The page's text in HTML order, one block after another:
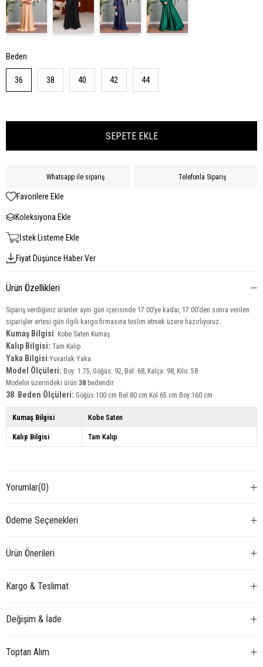
Beden
36 38 40 42 44
Whatsapp ile sipariş Telefonla Sipariş
Favorilere Ekle
Koleksiyona Ekle
İstek Listeme Ekle
Fiyat Düşünce Haber Ver
Ürün Özellikleri
Sipariş verdiğiniz ürünler aynı gün içerisinde 17:00’ye kadar, 17:00’den sonra verilen
siparişler ertesi gün ilgili kargo firmasına teslim etmek üzere hazırlıyoruz.
Kumaş Bilgisi: Kobe Saten Kumaş
Kalıp Bilgisi: Tam Kalıp
Yaka Bilgisi:Yuvarlak Yaka
Model Ölçüleri: Boy: 1.75, Göğüs: 92, Bel: 68, Kalça: 98, Kilo: 58
Modelin üzerindeki ürün 38 bedendir.
38 Beden Ölçüleri: Göğüs:100 cm Bel:80 cm Kol:65 cm Boy:160 cm
Kumaş Bilgisi Kobe Saten
Kalıp Bilgisi Tam Kalıp
Yorumlar(0)
Ödeme Seçenekleri
Ürün Önerileri
Kargo & Teslimat
Değişim & İade
Toptan Alım